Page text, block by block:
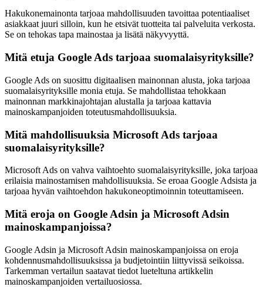
Hakukonemainonta tarjoaa mahdollisuuden tavoittaa potentiaaliset
asiakkaat juuri silloin, kun he etsivät tuotteita tai palveluita verkosta.
Se on tehokas tapa mainostaa ja lisätä näkyvyyttä.
Mitä etuja Google Ads tarjoaa suomalaisyrityksille?
Google Ads on suosittu digitaalisen mainonnan alusta, joka tarjoaa
suomalaisyrityksille monia etuja. Se mahdollistaa tehokkaan
mainonnan markkinajohtajan alustalla ja tarjoaa kattavia
mainoskampanjoiden toteutusmahdollisuuksia.
Mitä mahdollisuuksia Microsoft Ads tarjoaa
suomalaisyrityksille?
Microsoft Ads on vahva vaihtoehto suomalaisyrityksille, joka tarjoaa
erilaisia mainostamisen mahdollisuuksia. Se eroaa Google Adsista ja
tarjoaa hyvän vaihtoehdon hakukoneoptimoinnin toteuttamiseen.
Mitä eroja on Google Adsin ja Microsoft Adsin
mainoskampanjoissa?
Google Adsin ja Microsoft Adsin mainoskampanjoissa on eroja
kohdennusmahdollisuuksissa ja budjetointiin liittyvissä seikoissa.
Tarkemman vertailun saatavat tiedot lueteltuna artikkelin
mainoskampanjoiden vertailuosiossa.